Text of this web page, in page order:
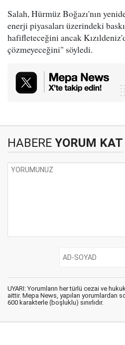
Salah, Hürmüz Boğazı'nın
enerji piyasaları üzerindeki
hafifleteceğini ancak
çözmeyeceğini" söyledi.
HABERE YORUM KAT
UYARI: Yorumların her türlü cezai ve
aittir. Mepa News, yapılan yorumlardan
600 karakterle (boşluklu) sınırlıdır.